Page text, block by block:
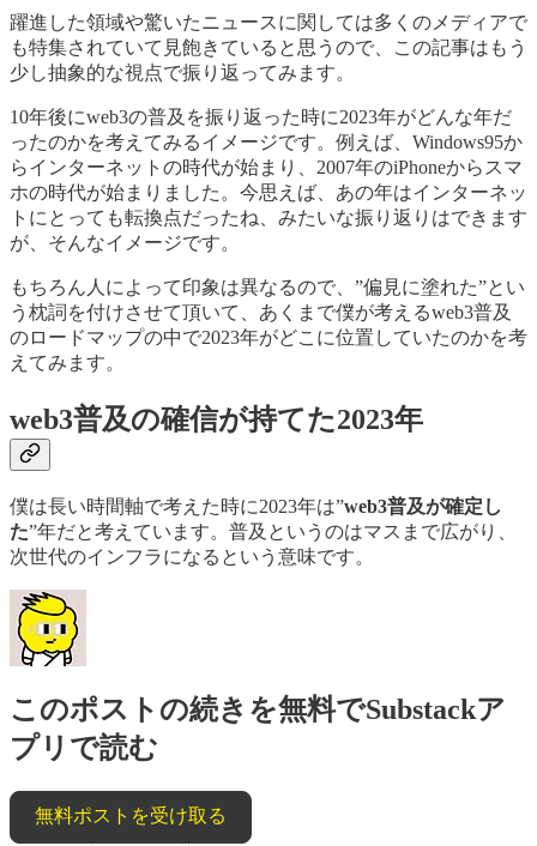
躍進した領域や驚いたニュースに関しては多くのメディアで
も特集されていて見飽きていると思うので、この記事はもう
少し抽象的な視点で振り返ってみます。
10年後にweb3の普及を振り返った時に2023年がどんな年だ
ったのかを考えてみるイメージです。例えば、Windows95か
らインターネットの時代が始まり、2007年のiPhoneからスマ
ホの時代が始まりました。今思えば、あの年はインターネッ
トにとっても転換点だったね、みたいな振り返りはできます
が、そんなイメージです。
もちろん人によって印象は異なるので、”偏見に塗れた”とい
う枕詞を付けさせて頂いて、あくまで僕が考えるweb3普及
のロードマップの中で2023年がどこに位置していたのかを考
えてみます。
web3普及の確信が持てた2023年
僕は長い時間軸で考えた時に2023年は”web3普及が確定し
た”年だと考えています。普及というのはマスまで広がり、
次世代のインフラになるという意味です。
このポストの続きを無料でSubstackア
プリで読む
無料ポストを受け取る